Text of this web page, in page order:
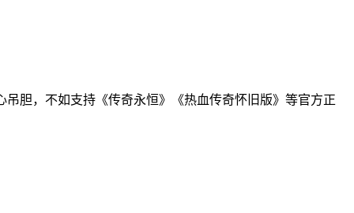
胆，不如支持《传奇永恒》《热血传奇怀旧版》等官方正